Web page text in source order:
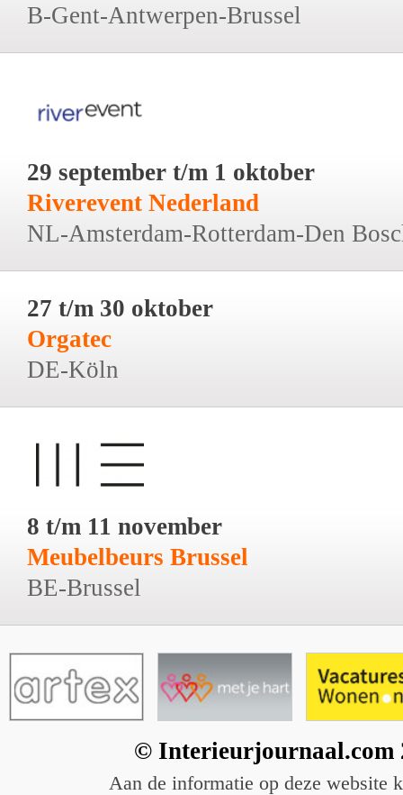
B-Gent-Antwerpen-Brussel
29 september t/m 1 oktober
Riverevent Nederland
NL-Amsterdam-Rotterdam-Den
27 t/m 30 oktober
Orgatec
DE-Köln
8 t/m 11 november
Meubelbeurs Brussel
BE-Brussel
© Interieurjournaal.com
Aan de informatie op deze website